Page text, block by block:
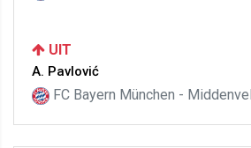
UIT
A. Pavlović
FC Bayern München -